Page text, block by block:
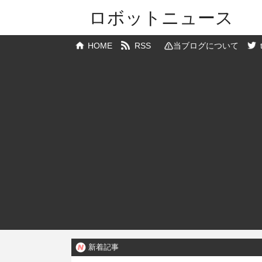
ロボットニュース
HOME RSS 当ブログについて
新着記事